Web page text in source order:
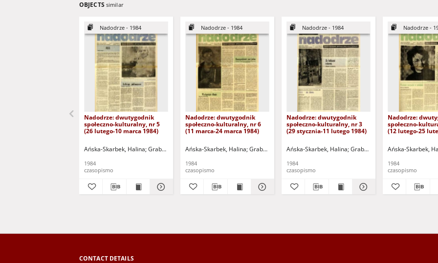
OBJECTS similar
Nadodrze - 1984
Nadodrze: dwutygodnik
społeczno-kulturalny, nr 5
(26 lutego-10 marca 1984)
Ańska-Skarbek, Halina Grabowska, Lucyna Grochomalski, Piotr Hermanowicz, Leszek Horowicz, Michał Koniusz, Janusz (1934-
1984
czasopismo
Nadodrze - 1984
Nadodrze: dwutygodnik
społeczno-kulturalny, nr 6
(11 marca-24 marca 1984)
Ańska-Skarbek, Halina Grabowska, Lucyna Grochomalski, Piotr Hermanowicz, Leszek
1984
czasopismo
Nadodrze - 1984
Nadodrze: dwutygodnik
społeczno-kulturalny, nr 3
(29 stycznia-11 lutego 1984)
Ańska-Skarbek, Halina Grabowska, Lucyna
1984
czasopismo
Nadodrze -
Nadodrze:
społeczno-
(12 lutego-25
Ańska-Skarbek,
1984
czasopismo
CONTACT DETAILS